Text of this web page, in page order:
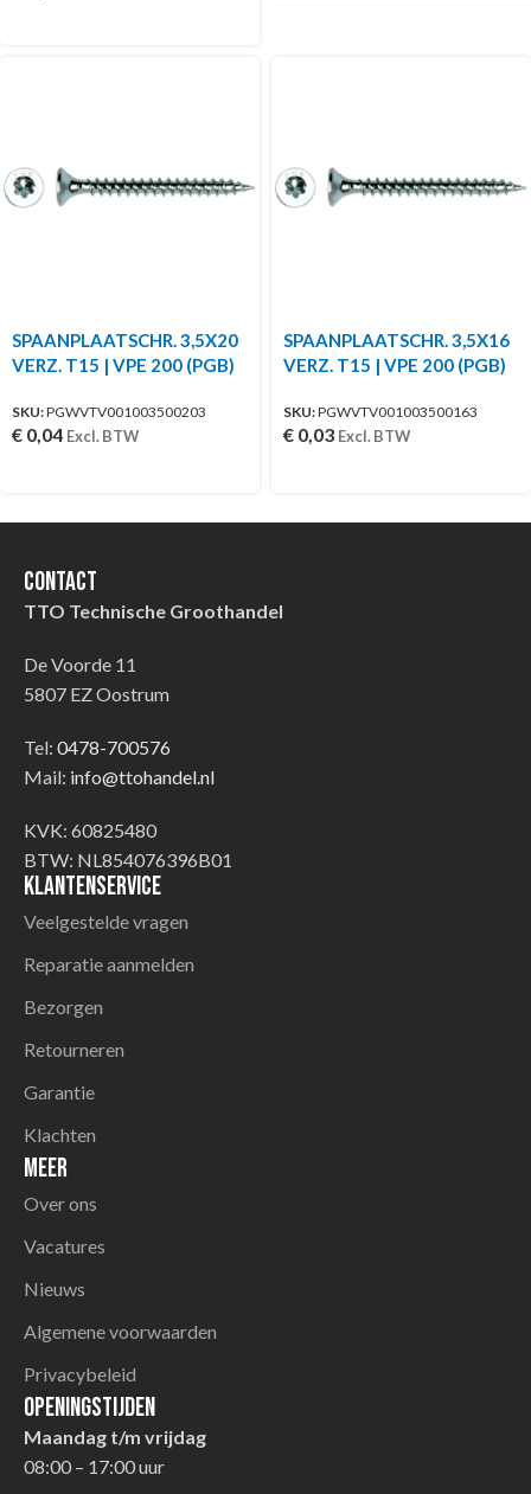
SPAANPLAATSCHR. 3,5X20
VERZ. T15 | VPE 200 (PGB)
SKU:PGWVTV001003500203
€ 0,04 Excl. BTW
SPAANPLAATSCHR. 3,5X16
VERZ. T15 | VPE 200 (PGB)
SKU:PGWVTV001003500163
€ 0,03 Excl. BTW
Contact
TTO Technische Groothandel
De Voorde 11
5807 EZ Oostrum
Tel: 0478-700576
Mail: info@ttohandel.nl
KVK: 60825480
BTW: NL854076396B01
Klantenservice
Veelgestelde vragen
Reparatie aanmelden
Bezorgen
Retourneren
Garantie
Klachten
Meer
Over ons
Vacatures
Nieuws
Algemene voorwaarden
Privacybeleid
Openingstijden
Maandag t/m vrijdag
08:00 – 17:00 uur